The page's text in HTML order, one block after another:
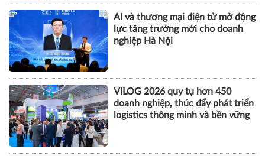
AI và thương mại điện tử mở động
lực tăng trưởng mới cho doanh
nghiệp Hà Nội
VILOG 2026 quy tụ hơn 450
doanh nghiệp, thúc đẩy phát triển
logistics thông minh và bền vững